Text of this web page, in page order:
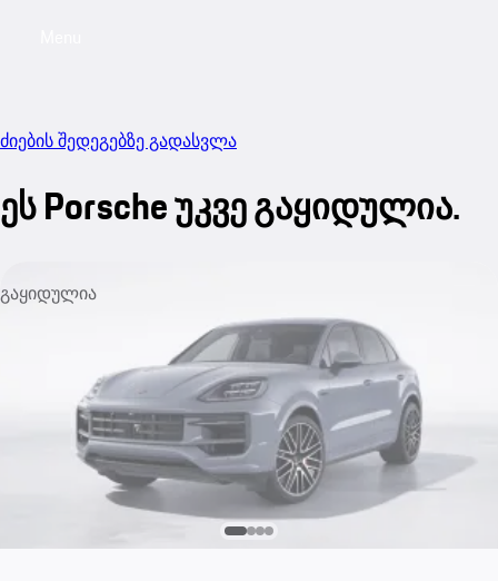
ძიების შედეგებზე გადასვლა
ეს Porsche უკვე გაყიდულია.
გაყიდულია